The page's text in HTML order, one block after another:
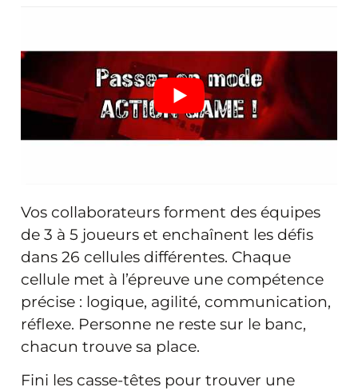
Vos collaborateurs forment des équipes
de 3 à 5 joueurs et enchaînent les défis
dans 26 cellules différentes. Chaque
cellule met à l’épreuve une compétence
précise : logique, agilité, communication,
réflexe. Personne ne reste sur le banc,
chacun trouve sa place.
Fini les casse-têtes pour trouver une